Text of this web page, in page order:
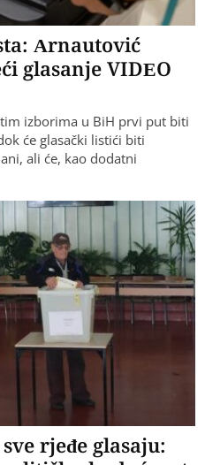
Arnautović
glasanje VIDEO
izborima u BiH prvi put biti
će glasački listići biti
ali će, kao dodatni
rjeđe glasaju: